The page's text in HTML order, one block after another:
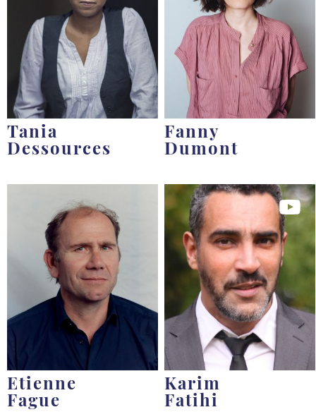
Tania
Dessources
Fanny
Dumont
Etienne
Fague
Karim
Fatihi